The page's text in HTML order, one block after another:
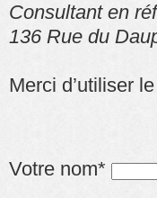
Consultant en
136 Rue du
Merci d’utiliser le
Votre nom*